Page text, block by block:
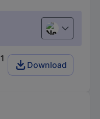
Nederlands
Download